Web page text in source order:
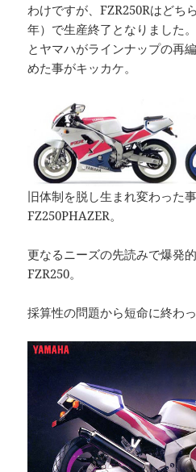
わけですが、FZR250Rはどち
年）で生産終了となりました
とヤマハがラインナップの再
めた事がキッカケ。
旧体制を脱し生まれ変わった
FZ250PHAZER。
更なるニーズの先読みで爆発
FZR250。
採算性の問題から短命に終わっ